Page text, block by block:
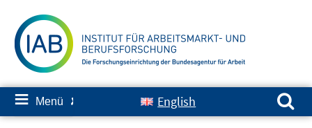
zum
Inhalt
≡ Menü ✘ English
Suchen nach: